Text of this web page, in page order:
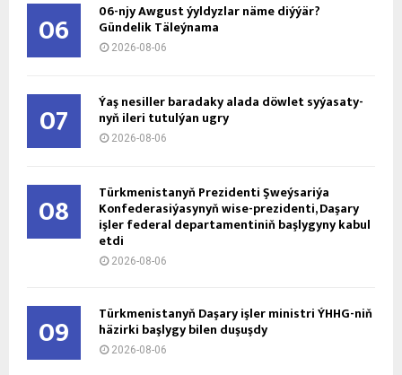
06 06-njy Awgust ýyldyzlar näme diýýär?
Gündelik Täleýnama
2026-08-06
07 Ýaş ne­sil­ler ba­ra­da­ky ala­da döw­let sy­ýa­sa­ty­
nyň ile­ri tu­tul­ýan ug­ry
2026-08-06
08 Türkmenistanyň Prezidenti Şweýsariýa
Konfederasiýasynyň wise-prezidenti, Daşary
işler federal departamentiniň başlygyny kabul
etdi
2026-08-06
09 Türkmenistanyň Daşary işler ministri ÝHHG-niň
häzirki başlygy bilen duşuşdy
2026-08-06